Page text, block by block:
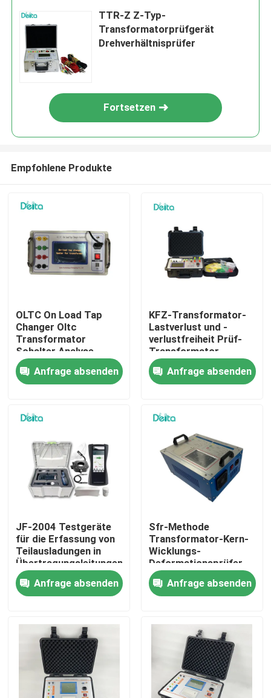
Zu Hause
Produkte
Videos
Über uns
Werksbesichtigung
Qualitätskontrolle
Kontakt mit uns
Elektrisches Testgerät
Brandprüfgeräte
TTR-Z Z-Typ-
Transformatorprüfgerät
Drehverhältnisprüfer
Fortsetzen
Empfohlene Produkte
OLTC On Load Tap
Changer Oltc
Transformator
Schalter Analyse-
Instrument
Anfrage absenden
KFZ-Transformator-
Lastverlust und -
verlustfreiheit Prüf-
Transformator-
Prüfgerät
Anfrage absenden
JF-2004 Testgeräte
für die Erfassung von
Teilausladungen in
Übertragungsleitungen
Anfrage absenden
Sfr-Methode
Transformator-Kern-
Wicklungs-
Deformationsprüfer
SFRA
Anfrage absenden